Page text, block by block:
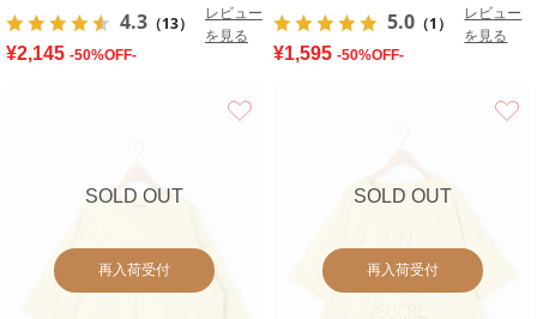
4.3 （13）
レビュー
を見る
¥2,145 -50%OFF-
5.0 （1）
レビュー
を見る
¥1,595 -50%OFF-
SOLD OUT
再入荷受付
SOLD OUT
再入荷受付